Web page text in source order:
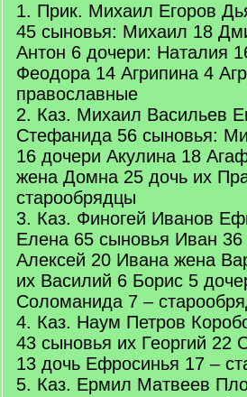
1. Прик. Михаил Егоров
45 сыновья: Михаил 18
Антон 6 дочери: Наталия
Феодора 14 Агрипина 4
православные
2. Каз. Михаил Васильев
Стефанида 56 сыновья:
16 дочери Акулина 18
жена Домна 25 дочь их
старообрядцы
3. Каз. Финогей Иванов
Елена 65 сыновья Иван 36
Алексей 20 Ивана жена
их Василий 6 Борис 5
Соломанида 7 –
4. Каз. Наум Петров
43 сыновья их Георгий 22
13 дочь Ефросинья 17 –
5. Каз. Ермил Матвеев